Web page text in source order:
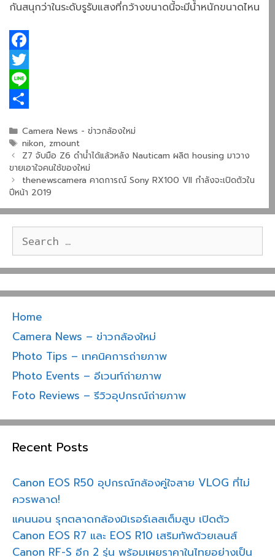
กันสนุกว่าในระดับรูรับแสงที่กว้างขนาดนี้จะมีน้ำหนักขนาดไหน
F
a
c
b
o
o
k
T
w
t
t
e
r
L
n
e
h
a
r
e
Categories
Camera News - ข่าวกล้องใหม่
Tags
nikon, zmount
Z7 จับมือ Z6 ดำน้ำได้แล้วหลัง Nauticam ผลิต housing มาวาง
ขายเอาใจคนใช้ของใหม่
thenewscamera คาดการณ์ Sony RX100 VII กำลังจะเปิดตัวใน
ปีหน้า 2019
Search
for:
Home
Camera News – ข่าวกล้องใหม่
Photo Tips – เทคนิคการถ่ายภาพ
Photo Events – อีเวนท์ถ่ายภาพ
Foto Reviews – รีวิวอุปกรณ์ถ่ายภาพ
Recent Posts
Canon EOS R50 อุปกรณ์กล้องคู่ใจสาย VLOG ที่ไม่
ควรพลาด!
แคนนอน รุกตลาดกล้องมิเรอร์เลสเต็มสูบ เปิดตัว
Canon EOS R7 และ EOS R10 เสริมทัพด้วยเลนส์
Canon RF-S อีก 2 รุ่น พร้อมเผยราคาในไทยอย่างเป็น